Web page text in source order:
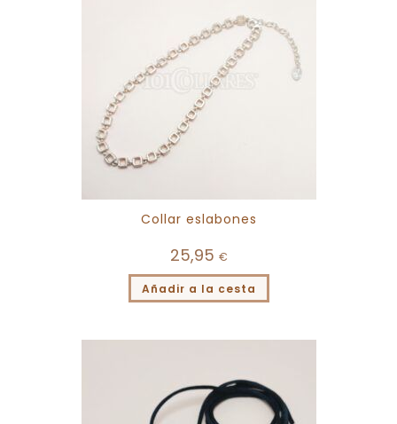
Collar eslabones
25,95 €
Añadir a la cesta